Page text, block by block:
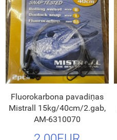
Fluorokarbona pavadiņas
Mistrall 15kg/40cm/2.gab,
AM-6310070